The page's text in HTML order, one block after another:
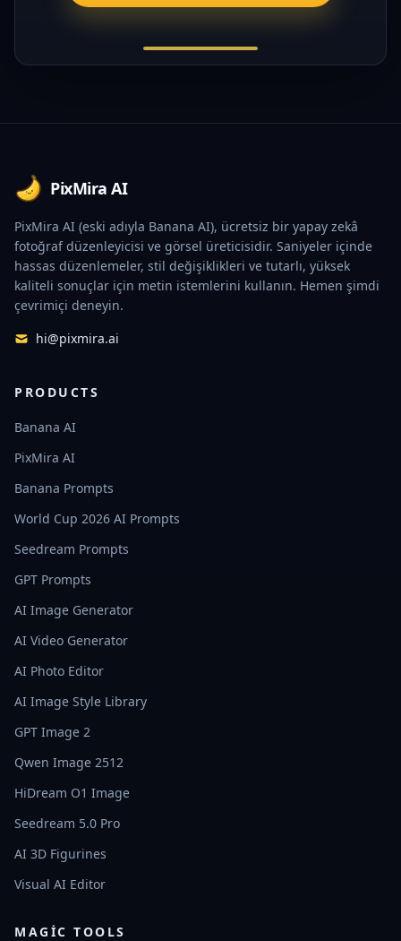
PixMira AI
PixMira AI (eski adıyla Banana AI), ücretsiz bir yapay zekâ
fotoğraf düzenleyicisi ve görsel üreticisidir. Saniyeler içinde
hassas düzenlemeler, stil değişiklikleri ve tutarlı, yüksek
kaliteli sonuçlar için metin istemlerini kullanın. Hemen şimdi
çevrimiçi deneyin.
hi@pixmira.ai
PRODUCTS
Banana AI
PixMira AI
Banana Prompts
World Cup 2026 AI Prompts
Seedream Prompts
GPT Prompts
AI Image Generator
AI Video Generator
AI Photo Editor
AI Image Style Library
GPT Image 2
Qwen Image 2512
HiDream O1 Image
Seedream 5.0 Pro
AI 3D Figurines
Visual AI Editor
MAGIC TOOLS